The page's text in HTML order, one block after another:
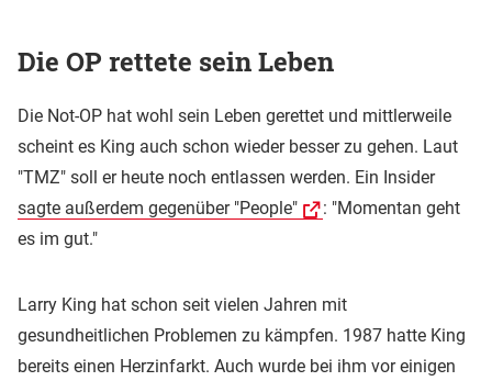
Die OP rettete sein Leben
Die Not-OP hat wohl sein Leben gerettet und mittlerweile
scheint es King auch schon wieder besser zu gehen. Laut
"TMZ" soll er heute noch entlassen werden. Ein Insider
sagte außerdem gegenüber "People"
: "Momentan geht
es im gut."
Larry King hat schon seit vielen Jahren mit
gesundheitlichen Problemen zu kämpfen. 1987 hatte King
bereits einen Herzinfarkt. Auch wurde bei ihm vor einigen